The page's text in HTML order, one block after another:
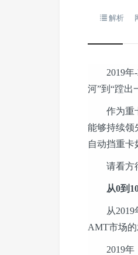
解析
2019年-
河”到“蹚出
作为重卡
能够持续领
自动挡重卡
请看方得
从0到
从2019年
AMT市场
2019年，